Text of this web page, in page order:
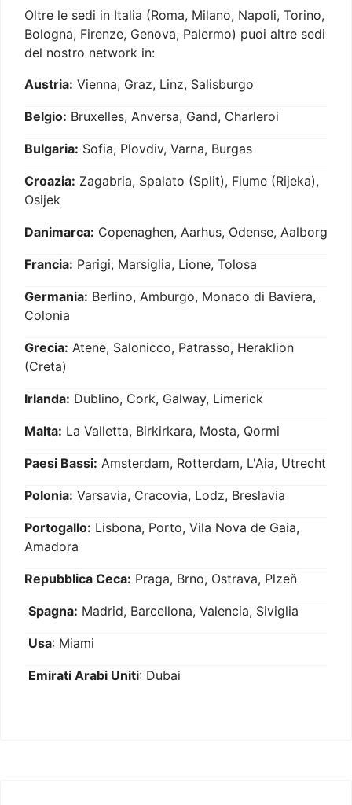
Oltre le sedi in Italia (Roma, Milano, Napoli, Torino,
Bologna, Firenze, Genova, Palermo) puoi altre sedi
del nostro network in:
Austria: Vienna, Graz, Linz, Salisburgo
Belgio: Bruxelles, Anversa, Gand, Charleroi
Bulgaria: Sofia, Plovdiv, Varna, Burgas
Croazia: Zagabria, Spalato (Split), Fiume (Rijeka),
Osijek
Danimarca: Copenaghen, Aarhus, Odense, Aalborg
Francia: Parigi, Marsiglia, Lione, Tolosa
Germania: Berlino, Amburgo, Monaco di Baviera,
Colonia
Grecia: Atene, Salonicco, Patrasso, Heraklion
(Creta)
Irlanda: Dublino, Cork, Galway, Limerick
Malta: La Valletta, Birkirkara, Mosta, Qormi
Paesi Bassi: Amsterdam, Rotterdam, L'Aia, Utrecht
Polonia: Varsavia, Cracovia, Lodz, Breslavia
Portogallo: Lisbona, Porto, Vila Nova de Gaia,
Amadora
Repubblica Ceca: Praga, Brno, Ostrava, Plzeň
Spagna: Madrid, Barcellona, Valencia, Siviglia
Usa: Miami
Emirati Arabi Uniti: Dubai